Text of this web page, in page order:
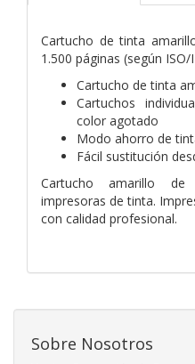
Cartucho de tinta
1.500 páginas (según ISO/
Cartucho de tinta
Cartuchos
color agotado
Modo ahorro de
Fácil sustitución
Cartucho amarillo de
impresoras de tinta.
con calidad profesional.
Sobre Nosotros